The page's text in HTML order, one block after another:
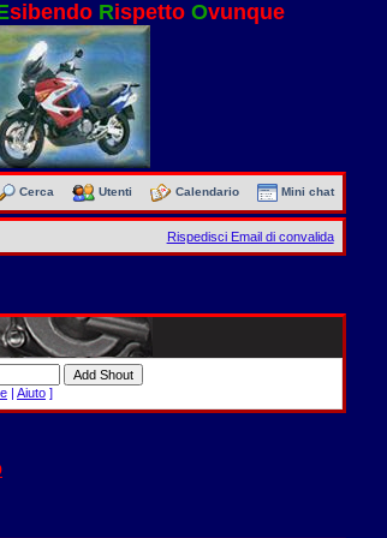
sibendo Rispetto Ovunque
Cerca Utenti Calendario Mini chat
Rispedisci Email di convalida
| Aiuto]